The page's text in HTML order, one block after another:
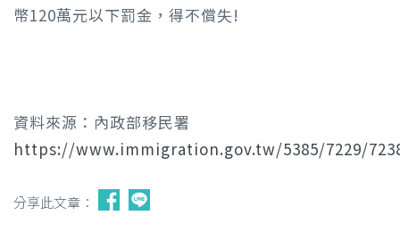
幣120萬元以下罰金，得不償失!
資料來源：內政部移民署
https://www.immigration.gov.tw/5385/7229/
分享此文章：